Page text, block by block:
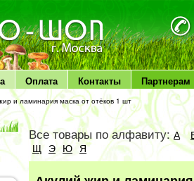
Оплата Контакты Партнерам
и ламинария маска от отёков 1 шт
Все товары по алфавиту:А
Щ Э Ю Я